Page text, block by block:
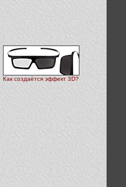
Как создаётся эффект 3D?